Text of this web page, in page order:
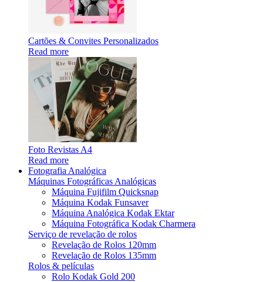
Cartões & Convites Personalizados
Read more
Foto Revistas A4
Read more
Fotografia Analógica
Máquinas Fotográficas Analógicas
Máquina Fujifilm Quicksnap
Máquina Kodak Funsaver
Máquina Analógica Kodak Ektar
Máquina Fotográfica Kodak Charmera
Serviço de revelação de rolos
Revelação de Rolos 120mm
Revelação de Rolos 135mm
Rolos & películas
Rolo Kodak Gold 200